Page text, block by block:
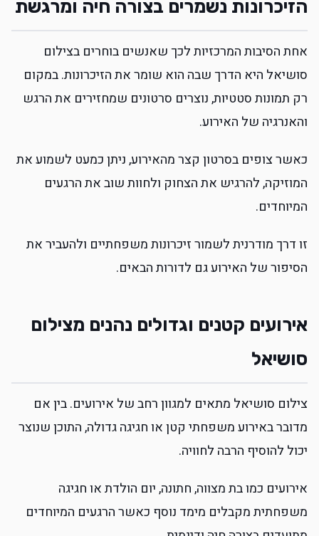
הזיכרונות נשמרים בצורה חיה ומרגשת
אחת הסיבות המרכזיות לכך שאנשים בוחרים בצילום
סושיאל היא הדרך שבה הוא שומר את הזיכרונות. במקום
רק תמונות סטטיות, נוצרים סרטונים שמחזירים את הרגש
והאנרגיה של האירוע.
כאשר צופים בסרטון קצר מהאירוע, ניתן כמעט לשמוע את
המוזיקה, להרגיש את הצחוק ולחוות שוב את הרגעים
המיוחדים.
זו דרך מודרנית לשמור זיכרונות משפחתיים ולהעביר את
הסיפור של האירוע גם לדורות הבאים.
אירועים קטנים וגדולים נהנים מצילום
סושיאל
צילום סושיאל מתאים למגוון רחב של אירועים. בין אם
מדובר באירוע משפחתי קטן או חגיגה גדולה, התוכן שנוצר
יכול להוסיף הרבה לחוויה.
אירועים כמו בת מצווה, חתונה, יום הולדת או חגיגה
משפחתית מקבלים מימד נוסף כאשר הרגעים המיוחדים